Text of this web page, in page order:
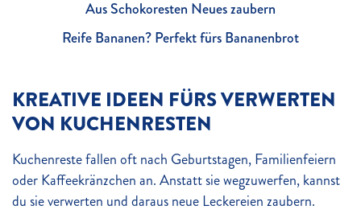
Aus Schokoresten Neues zaubern
Reife Bananen? Perfekt fürs Bananenbrot
KREATIVE IDEEN FÜRS VERWERTEN
VON KUCHENRESTEN
Kuchenreste fallen oft nach Geburtstagen, Familienfeiern
oder Kaffeekränzchen an. Anstatt sie wegzuwerfen, kannst
du sie verwerten und daraus neue Leckereien zaubern.